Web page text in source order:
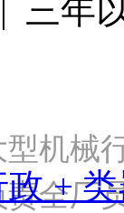
三年
型机
责全
+